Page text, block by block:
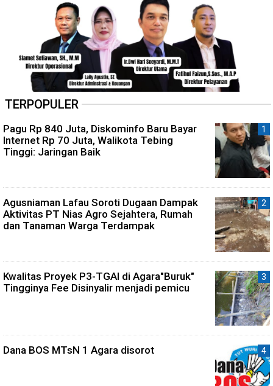
TERPOPULER
Pagu Rp 840 Juta, Diskominfo Baru Bayar
Internet Rp 70 Juta, Walikota Tebing
Tinggi: Jaringan Baik
Agusniaman Lafau Soroti Dugaan Dampak
Aktivitas PT Nias Agro Sejahtera, Rumah
dan Tanaman Warga Terdampak
Kwalitas Proyek P3-TGAI di Agara"Buruk"
Tingginya Fee Disinyalir menjadi pemicu
Dana BOS MTsN 1 Agara disorot